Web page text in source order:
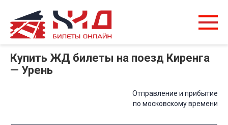
Купить ЖД билеты на поезд Киренга
— Урень
Отправление и прибытие
по московскому времени